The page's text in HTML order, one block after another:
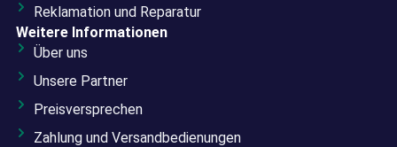
Reklamation und Reparatur
Weitere Informationen
Über uns
Unsere Partner
Preisversprechen
Zahlung und Versandbedienungen